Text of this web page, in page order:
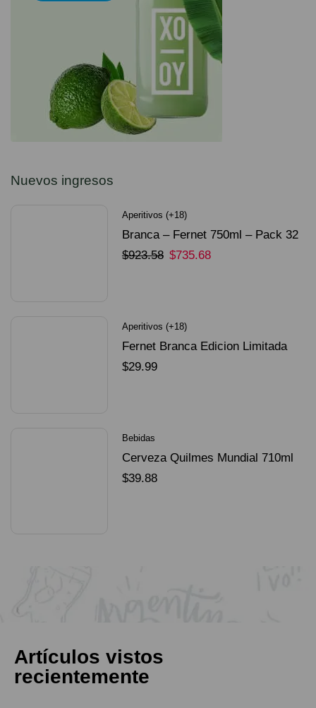
Nuevos ingresos
Aperitivos (+18)
Branca – Fernet 750ml – Pack 32
Unidades
$923.58 $735.68
Aperitivos (+18)
Fernet Branca Edicion Limitada
Dorado Mundial
$29.99
Bebidas
Cerveza Quilmes Mundial 710ml
packX4
$39.88
Artículos vistos
recientemente